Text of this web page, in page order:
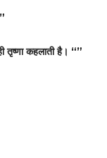
तृष्णा कहलाती है। “”